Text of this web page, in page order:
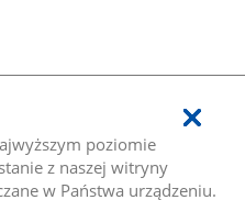
poziomie
z naszej witryny
w Państwa urządzeniu.